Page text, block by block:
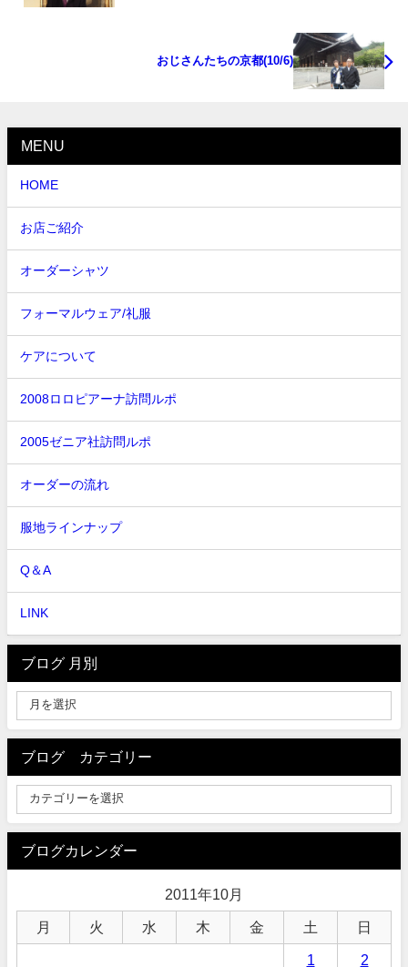
おじさんたちの京都(10/6)
MENU
HOME
お店ご紹介
オーダーシャツ
フォーマルウェア/礼服
ケアについて
2008ロロピアーナ訪問ルポ
2005ゼニア社訪問ルポ
オーダーの流れ
服地ラインナップ
Q＆A
LINK
ブログ 月別
ブログ カテゴリー
ブログカレンダー
2011年10月
月 火 水 木 金 土 日
1 2